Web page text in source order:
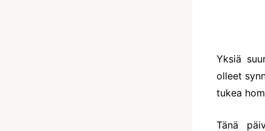
Yksiä
olleet
tukea
Tänä